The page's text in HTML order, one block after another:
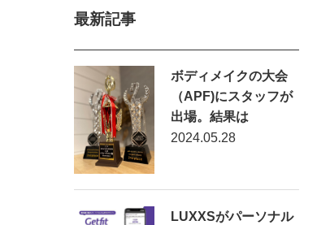
最新記事
ボディメイクの大会
（APF)にスタッフが
出場。結果は
2024.05.28
LUXXSがパーソナル